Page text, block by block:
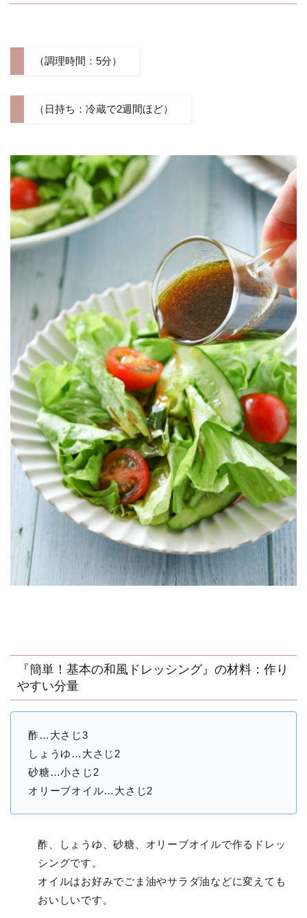
（調理時間：5分）
（日持ち：冷蔵で2週間ほど）
『簡単！基本の和風ドレッシング』の材料：作り
やすい分量
酢…大さじ3
しょうゆ…大さじ2
砂糖…小さじ2
オリーブオイル…大さじ2
酢、しょうゆ、砂糖、オリーブオイルで作るドレッ
シングです。
オイルはお好みでごま油やサラダ油などに変えても
おいしいです。